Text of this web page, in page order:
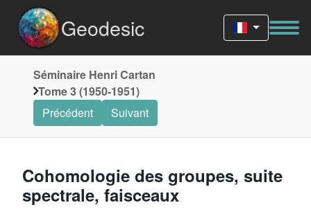
Geodesic
Séminaire Henri Cartan
Tome 3 (1950-1951)
Précédent
Suivant
Cohomologie des groupes, suite
spectrale, faisceaux